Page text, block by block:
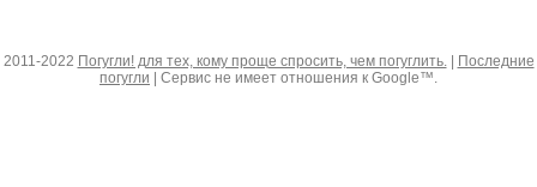
2011-2022 Погугли! для тех, кому проще спросить, чем погуглить.|
Последние
погугли | Сервис не имеет отношения к Google™.